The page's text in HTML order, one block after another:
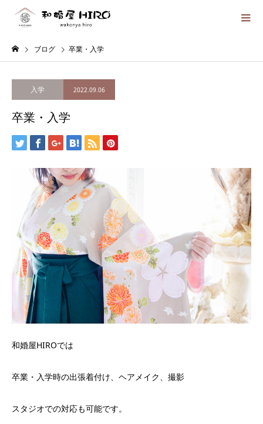
ブログ 卒業・入学
入学 2022.09.06
卒業・入学
和婚屋HIROでは
卒業・入学時の出張着付け、ヘアメイク、撮影
スタジオでの対応も可能です。